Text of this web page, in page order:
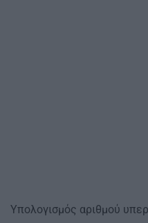
Υπολογισμός αριθμού